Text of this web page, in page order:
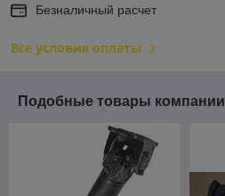
Безналичный расчет
Все условия оплаты
Подобные товары компании